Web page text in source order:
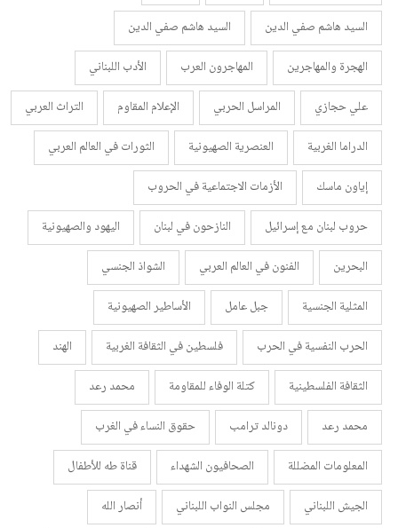
السيد هاشم صفي الدين
السيد هاشم صفي الدين
الهجرة والمهاجرين
المهاجرون العرب
الأدب اللبناني
علي حجازي
المراسل الحربي الإعلام المقاوم
التراث العربي
الدراما الغربية
العنصرية الصهيونية
الثورات في العالم العربي
إياون ماسك
الأزمات الاجتماعية في الحروب
حروب لبنان مع إسرائيل
النازحون في لبنان
اليهود والصهيونية
البحرين
الفنون في العالم العربي
الشواذ الجنسي
المثلية الجنسية
جبل عامل
الأساطير الصهيونية
الحرب النفسية في الحرب
فلسطين في الثقافة الغربية
الهند
الثقافة الفلسطينية
كتلة الوفاء للمقاومة
محمد رعد
محمد رعد
دونالد ترامب
حقوق النساء في الغرب
المعلومات المضللة
الصحافيون الشهداء
قناة طه للأطفال
الجيش اللبناني
مجلس النواب اللبناني
أنصار الله